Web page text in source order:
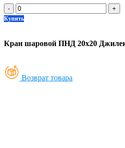
- +
Купить
Кран шаровой ПНД 20х20
Возврат товара